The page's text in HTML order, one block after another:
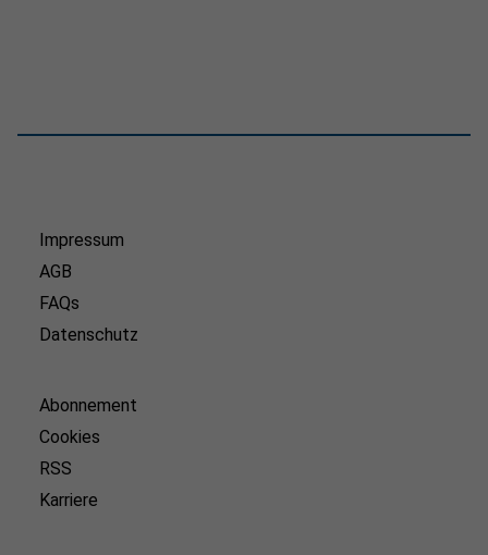
Impressum
AGB
FAQs
Datenschutz
Abonnement
Cookies
RSS
Karriere